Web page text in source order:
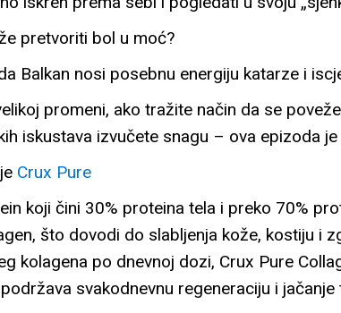
pretvoriti bol u moć?
Balkan nosi posebnu energiju katarze i
promeni, ako tražite način da se
iskustava izvučete snagu – ova epizoda je
Crux Pure
koji čini 30% proteina tela i preko 70%
što dovodi do slabljenja kože, kostiju i
kolagena po dnevnoj dozi, Crux Pure
svakodnevnu regeneraciju i jačanje